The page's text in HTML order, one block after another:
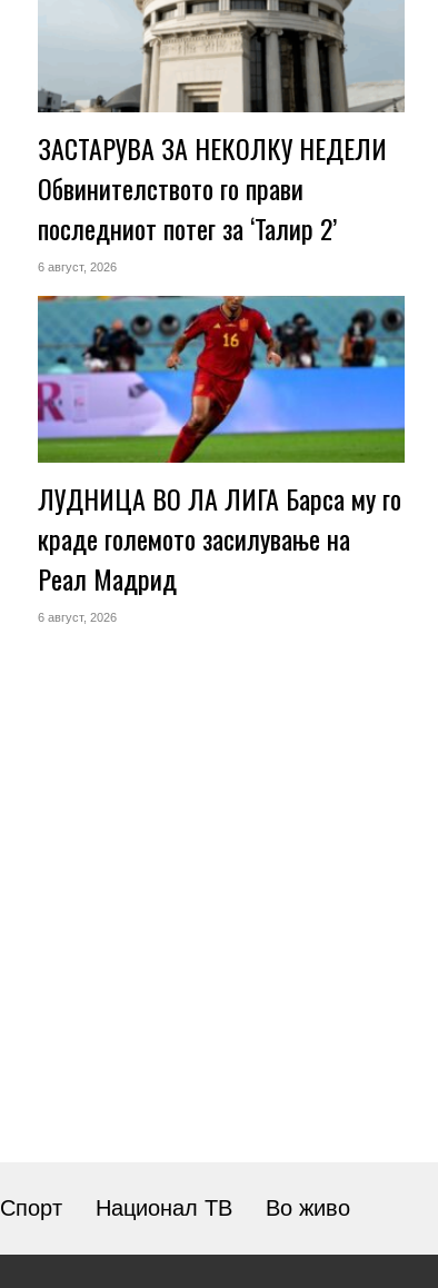
ЗАСТАРУВА ЗА НЕКОЛКУ НЕДЕЛИ
Обвинителството го прави
последниот потег за ‘Талир 2’
6 август, 2026
ЛУДНИЦА ВО ЛА ЛИГА Барса му го
краде големото засилување на
Реал Мадрид
6 август, 2026
Спорт Национал ТВ Во живо